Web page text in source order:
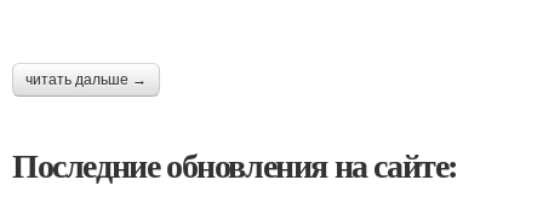
читать дальше →
Последние обновления на сайте: